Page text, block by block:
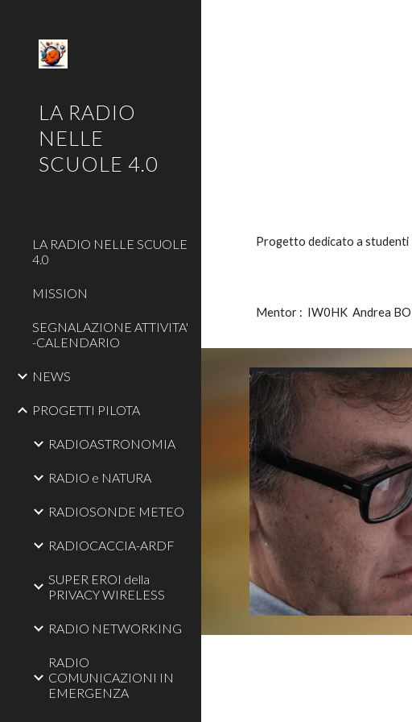
LA RADIO
NELLE
SCUOLE 4.0
LA RADIO NELLE SCUOLE
4.0
MISSION
SEGNALAZIONE ATTIVITA'
-CALENDARIO
NEWS
PROGETTI PILOTA
RADIOASTRONOMIA
RADIO e NATURA
RADIOSONDE METEO
RADIOCACCIA-ARDF
SUPER EROI della
PRIVACY WIRELESS
RADIO NETWORKING
RADIO
COMUNICAZIONI IN
EMERGENZA
Progetto dedicato a studenti
Mentor : IW0HK Andrea